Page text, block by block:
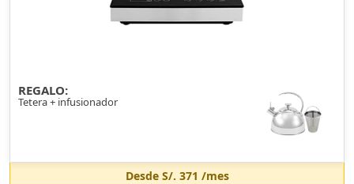
REGALO:
Tetera + infusionador
Desde S/. 371 /mes